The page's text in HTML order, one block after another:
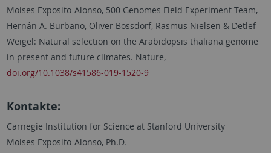
Moises Exposito-Alonso, 500 Genomes Field Experiment Team,
Hernán A. Burbano, Oliver Bossdorf, Rasmus Nielsen & Detlef
Weigel: Natural selection on the Arabidopsis thaliana genome
in present and future climates. Nature,
doi.org/10.1038/s41586-019-1520-9
Kontakte:
Carnegie Institution for Science at Stanford University
Moises Exposito-Alonso, Ph.D.